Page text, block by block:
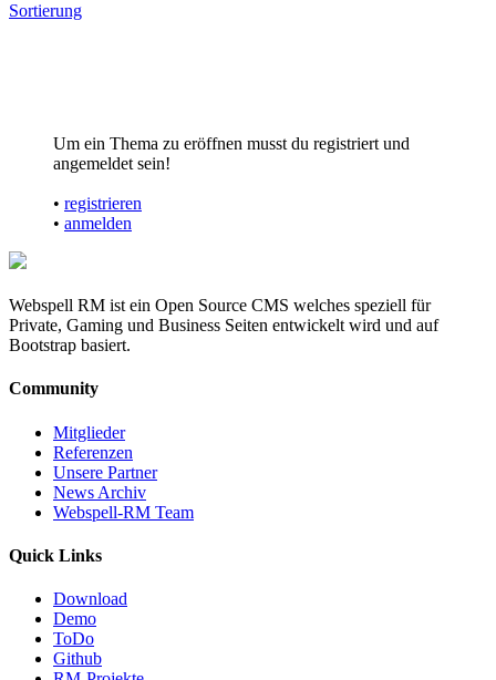
Sortierung
Um ein Thema zu eröffnen musst du registriert und
angemeldet sein!
• registrieren
• anmelden
Webspell RM ist ein Open Source CMS welches speziell für
Private, Gaming und Business Seiten entwickelt wird und auf
Bootstrap basiert.
Community
Mitglieder
Referenzen
Unsere Partner
News Archiv
Webspell-RM Team
Quick Links
Download
Demo
ToDo
Github